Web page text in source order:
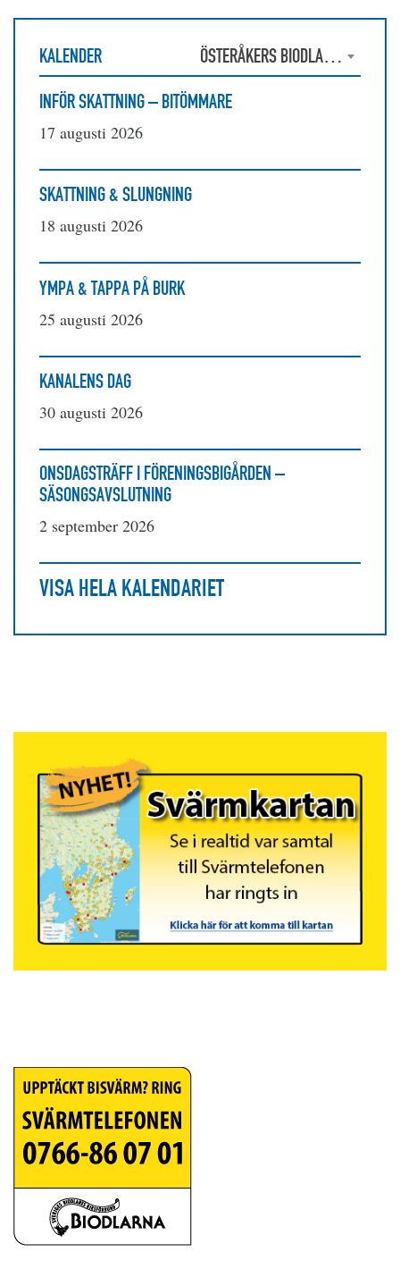
KALENDER
ÖSTERÅKERS BIODLARFÖRENING
INFÖR SKATTNING – BITÖMMARE
17 augusti 2026
SKATTNING & SLUNGNING
18 augusti 2026
YMPA & TAPPA PÅ BURK
25 augusti 2026
KANALENS DAG
30 augusti 2026
ONSDAGSTRÄFF I FÖRENINGSBIGÅRDEN –
SÄSONGSAVSLUTNING
2 september 2026
VISA HELA KALENDARIET